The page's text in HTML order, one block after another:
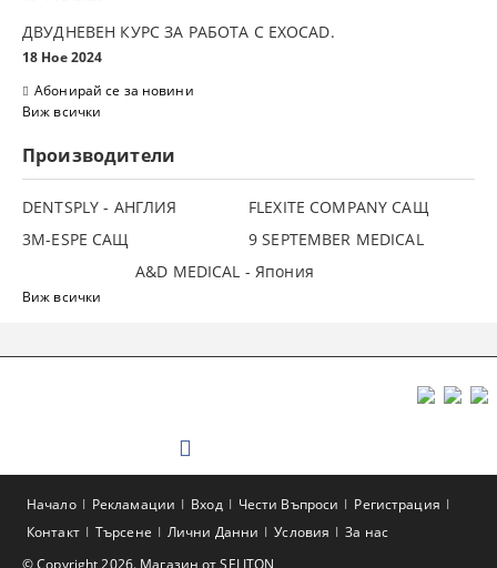
ДВУДНЕВЕН КУРС ЗА РАБОТА С ЕXOCAD.
18 Ное 2024
Абонирай се за новини
Виж всички
Производители
DENTSPLY - АНГЛИЯ
FLEXITE COMPANY САЩ
3М-ESPE САЩ
9 SEPTEMBER MEDICAL
A&D MEDICAL - Япония
Виж всички
Начало Рекламации Вход Чести Въпроси
Регистрация
Контакт
Търсене Лични Данни Условия За нас